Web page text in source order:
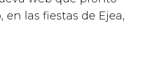
en las fiestas de Ejea,